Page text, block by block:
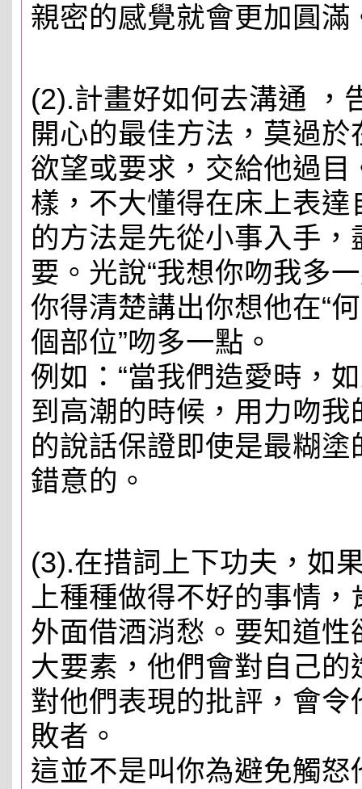
親密的感覺就會更加圓滿
(2).計畫好如何去溝通 ，
開心的最佳方法，莫過
欲望或要求，交給他過目
樣，不大懂得在床上表
的方法是先從小事入手
要。光說“我想你吻我多
你得清楚講出你想他在“
個部位”吻多一點。
例如：“當我們造愛時，
到高潮的時候，用力吻我
的說話保證即使是最糊
錯意的。
(3).在措詞上下功夫，如
上種種做得不好的事情
外面借酒消愁。要知道
大要素，他們會對自己
對他們表現的批評，會
敗者。
這並不是叫你為避免觸